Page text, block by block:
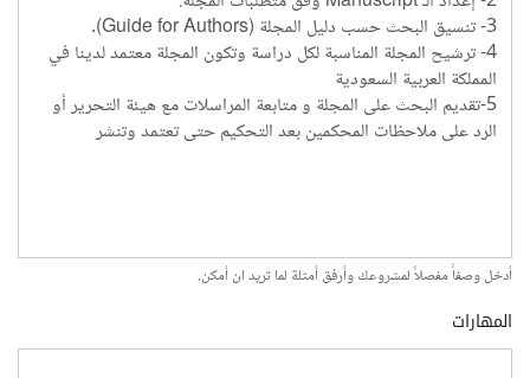
أدخل وصفاً مفصلاً لمشروعك وأرفق أمثلة لما تريد ان أمكن.
المهارات